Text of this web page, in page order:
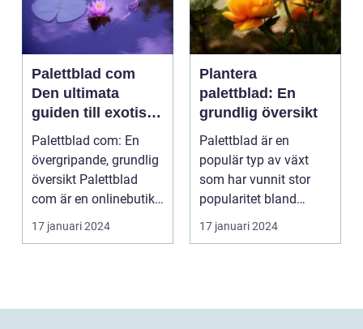
Palettblad com
Den ultimata
guiden till exotiska
växter
Palettblad com: En
övergripande, grundlig
översikt Palettblad
com är en onlinebutik
och samlingspla...
17 januari 2024
Plantera
palettblad: En
grundlig översikt
Palettblad är en
populär typ av växt
som har vunnit stor
popularitet bland
trädgårdsälskare.
Denna a...
17 januari 2024